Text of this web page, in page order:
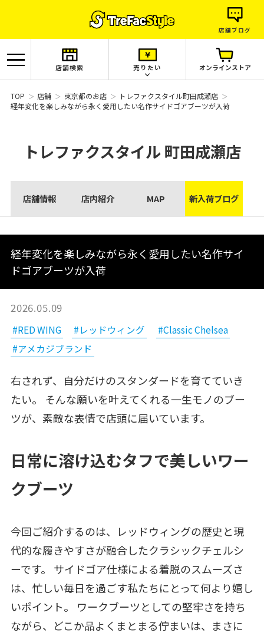
店舗ブログ
店舗検索 売りたい オンラインストア
TOP 店舗 東京都のお店
トレファクスタイル町田成瀬店
経年変化を楽しみながら永く愛用したい名作サイドゴアブーツが入荷
トレファクスタイル町田成瀬店
店舗情報 店内紹介 MAP 新入荷ブログ
経年変化を楽しみながら永く愛用したい名作サイ
ドゴアブーツが入荷
2026.05.09
#RED WING #レッドウィング
#Classic Chelsea
#アメカジブランド
右されず、自分だけのスタンダードを育てていき
たい。 そんな願いを叶えてくれる一生モノのブー
ツが、素敵な表情で店頭に届いています。
日常に溶け込むタフで美しいワー
クブーツ
今回ご紹介するのは、レッドウィングの歴史と現
代的な履きやすさが融合したクラシックチェルシ
ーです。 サイドゴア仕様による着脱のスムーズさ
は、忙しい毎日を過ごす私たちにとって何より嬉し
いポイント。 ワークブーツとしての堅牢さを持ち
ながら、どこか品よくまとまる佇まいは、まさに